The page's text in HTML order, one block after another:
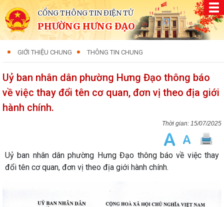
CỔNG THÔNG TIN ĐIỆN TỬ
PHƯỜNG HƯNG ĐẠO
GIỚI THIỆU CHUNG THÔNG TIN CHUNG
Uỷ ban nhân dân phường Hưng Đạo thông báo
về việc thay đổi tên cơ quan, đơn vị theo địa giới
hành chính.
15/07/2025
Uỷ ban nhân dân phường Hưng Đạo thông báo về việc thay
đổi tên cơ quan, đơn vị theo địa giới hành chính.